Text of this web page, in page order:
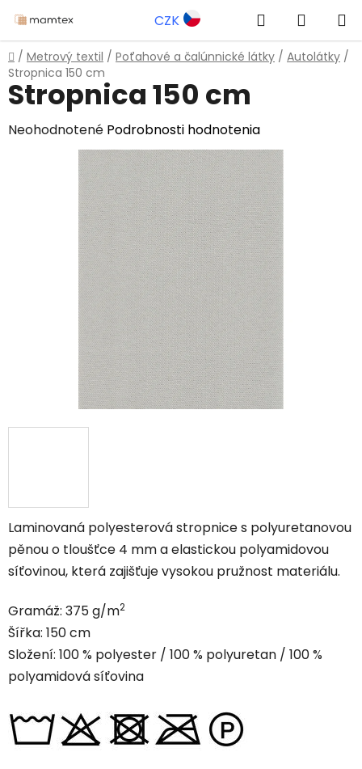
na
obsah
CZK Hľadať
KOŠÍK
Domov
/ Metrový textil / Poťahové a čalúnnické látky / Autolátky /
Stropnica 150 cm
Laminovaná polyesterová stropnice s polyuretanovou
pěnou o tloušťce 4 mm a elastickou polyamidovou
síťovinou, která zajišťuje vysokou pružnost materiálu.
Gramáž: 375g/m2
Šířka: 150 cm
Složení: 100 % polyester / 100 % polyuretan / 100 %
polyamidová síťovina
Stropnica 150 cm
Priemerné
hodnotenie
Neohodnotené Podrobnosti hodnotenia